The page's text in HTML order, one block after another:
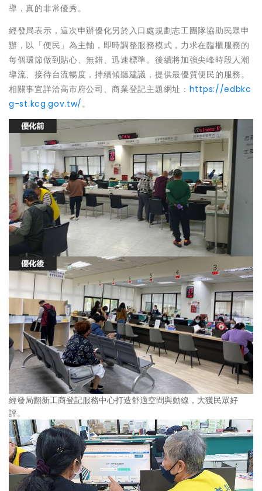
導，真的非常優秀。
經發局表示，這次申辦優化另於入口處規劃志工團隊協助民眾申
辦，以「便民」為主軸，即時調整服務模式，力求在臨櫃服務的
每個環節做到貼心、無錯、迅速標準。後續將加強尖峰時段人潮
導流、接待台流暢度，持續傾聽建議，提供最優質便民的服務。
相關事宜詳洽高市府公司、商業登記主題網址： https://edbkc
g-st.kcg.gov.tw/。
經發局翻新工商登記服務中心打造舒適空間與動線，大獲民眾好
評。